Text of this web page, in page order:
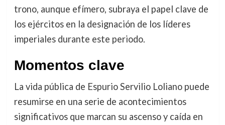
trono, aunque efímero, subraya el papel clave de
los ejércitos en la designación de los líderes
imperiales durante este periodo.
Momentos clave
La vida pública de Espurio Servilio Loliano puede
resumirse en una serie de acontecimientos
significativos que marcan su ascenso y caída en